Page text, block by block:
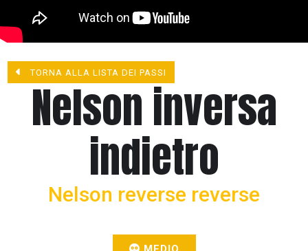
TORNA ALLA LISTA DEI PASSI
Nelson inversa
indietro
Nelson reverse reverse